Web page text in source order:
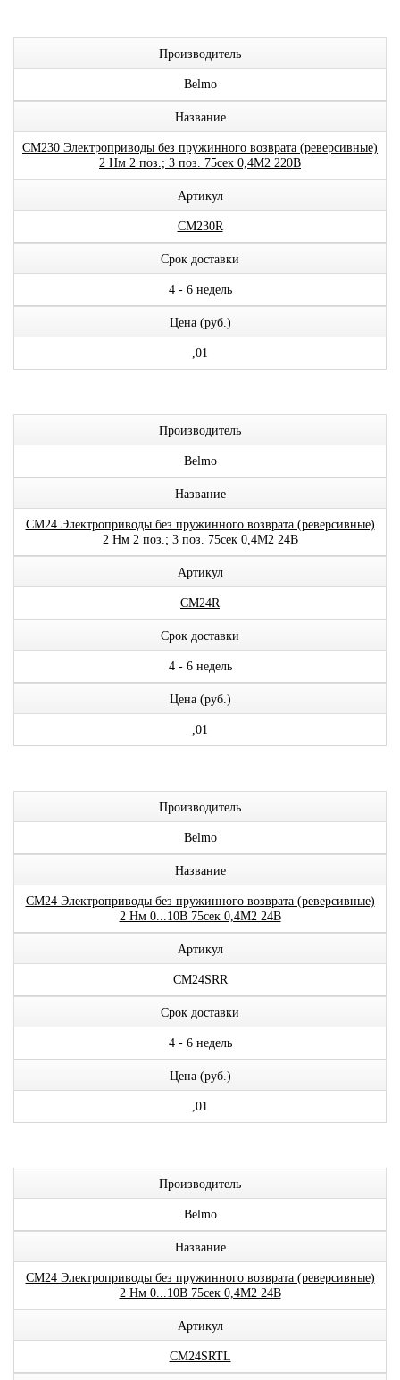
Производитель
Belmo
Название
CM230 Электроприводы без пружинного возврата (реверсивные)
2 Нм 2 поз.; 3 поз. 75сек 0,4М2 220В
Артикул
CM230R
Срок доставки
4 - 6 недель
Цена (руб.)
,01
Производитель
Belmo
Название
CM24 Электроприводы без пружинного возврата (реверсивные)
2 Нм 2 поз.; 3 поз. 75сек 0,4М2 24В
Артикул
CM24R
Срок доставки
4 - 6 недель
Цена (руб.)
,01
Производитель
Belmo
Название
CM24 Электроприводы без пружинного возврата (реверсивные)
2 Нм 0...10В 75сек 0,4М2 24В
Артикул
CM24SRR
Срок доставки
4 - 6 недель
Цена (руб.)
,01
Производитель
Belmo
Название
CM24 Электроприводы без пружинного возврата (реверсивные)
2 Нм 0...10В 75сек 0,4М2 24В
Артикул
CM24SRTL